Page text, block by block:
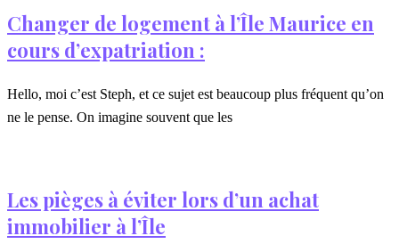
Changer de logement à l’Île Maurice en
cours d’expatriation :
Hello, moi c’est Steph, et ce sujet est beaucoup plus fréquent qu’on
ne le pense. On imagine souvent que les
Les pièges à éviter lors d’un achat
immobilier à l’Île